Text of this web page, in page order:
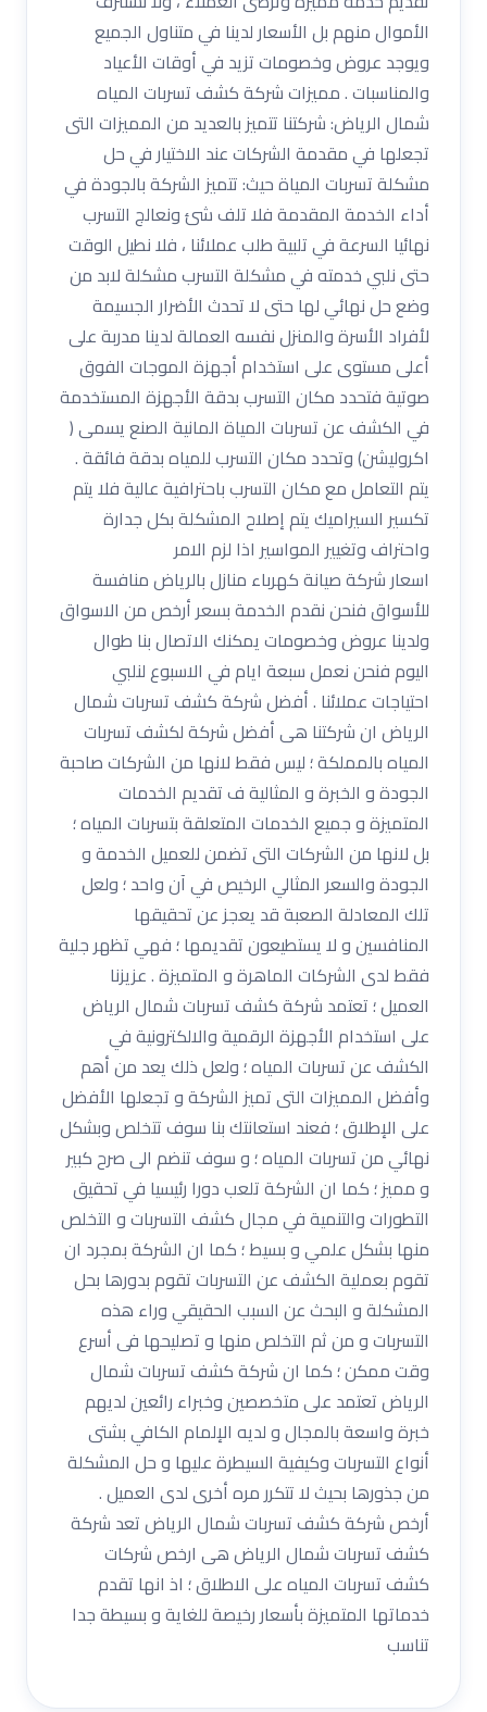
الأموال منهم بل الأسعار لدينا في متناول الجميع
ويوجد عروض وخصومات تزيد في أوقات الأعياد
والمناسبات . مميزات شركة كشف تسربات المياه
شمال الرياض: شركتنا تتميز بالعديد من المميزات التى
تجعلها في مقدمة الشركات عند الاختيار في حل
مشكلة تسربات المياة حيث: تتميز الشركة بالجودة في
أداء الخدمة المقدمة فلا تلف شئ ونعالج التسرب
نهائيا السرعة في تلبية طلب عملائنا ، فلا نطيل الوقت
حتى نلبي خدمته في مشكلة التسرب مشكلة لابد من
وضع حل نهائي لها حتى لا تحدث الأضرار الجسيمة
لأفراد الأسرة والمنزل نفسه العمالة لدينا مدربة على
أعلى مستوى على استخدام أجهزة الموجات الفوق
صوتية فتحدد مكان التسرب بدقة الأجهزة المستخدمة
في الكشف عن تسربات المياة المانية الصنع يسمى (
اكروليشن) وتحدد مكان التسرب للمياه بدقة فائقة .
يتم التعامل مع مكان التسرب باحترافية عالية فلا يتم
تكسير السيراميك يتم إصلاح المشكلة بكل جدارة
واحتراف وتغيير المواسير اذا لزم الامر
اسعار شركة صيانة كهرباء منازل بالرياض منافسة
للأسواق فنحن نقدم الخدمة بسعر أرخص من الاسواق
ولدينا عروض وخصومات يمكنك الاتصال بنا طوال
اليوم فنحن نعمل سبعة ايام في الاسبوع لنلبي
احتياجات عملائنا . أفضل شركة كشف تسربات شمال
الرياض ان شركتنا هى أفضل شركة لكشف تسربات
المياه بالمملكة ؛ ليس فقط لانها من الشركات صاحبة
الجودة و الخبرة و المثالية ف تقديم الخدمات
المتميزة و جميع الخدمات المتعلقة بتسربات المياه ؛
بل لانها من الشركات التى تضمن للعميل الخدمة و
الجودة والسعر المثالي الرخيص في آن واحد ؛ ولعل
تلك المعادلة الصعبة قد يعجز عن تحقيقها
المنافسين و لا يستطيعون تقديمها ؛ فهي تظهر جلية
فقط لدى الشركات الماهرة و المتميزة . عزيزنا
العميل ؛ تعتمد شركة كشف تسربات شمال الرياض
على استخدام الأجهزة الرقمية والالكترونية في
الكشف عن تسربات المياه ؛ ولعل ذلك يعد من أهم
وأفضل المميزات التى تميز الشركة و تجعلها الأفضل
على الإطلاق ؛ فعند استعانتك بنا سوف تتخلص وبشكل
نهائي من تسربات المياه ؛ و سوف تنضم الى صرح كبير
و مميز ؛ كما ان الشركة تلعب دورا رئيسيا في تحقيق
التطورات والتنمية في مجال كشف التسربات و التخلص
منها بشكل علمي و بسيط ؛ كما ان الشركة بمجرد ان
تقوم بعملية الكشف عن التسربات تقوم بدورها بحل
المشكلة و البحث عن السبب الحقيقي وراء هذه
التسربات و من ثم التخلص منها و تصليحها فى أسرع
وقت ممكن ؛ كما ان شركة كشف تسربات شمال
الرياض تعتمد على متخصصين وخبراء رائعين لديهم
خبرة واسعة بالمجال و لديه الإلمام الكافي بشتى
أنواع التسربات وكيفية السيطرة عليها و حل المشكلة
من جذورها بحيث لا تتكرر مره أخرى لدى العميل .
أرخص شركة كشف تسربات شمال الرياض تعد شركة
كشف تسربات شمال الرياض هى ارخص شركات
كشف تسربات المياه على الاطلاق ؛ اذ انها تقدم
خدماتها المتميزة بأسعار رخيصة للغاية و بسيطة جدا
تناسب